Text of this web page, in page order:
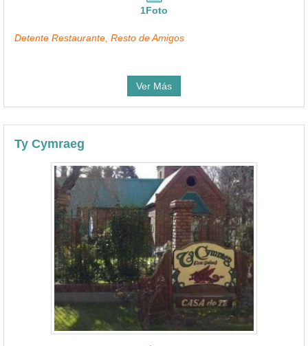
1Foto
Detente Restaurante, Resto de Amigos
Ver Más
Ty Cymraeg